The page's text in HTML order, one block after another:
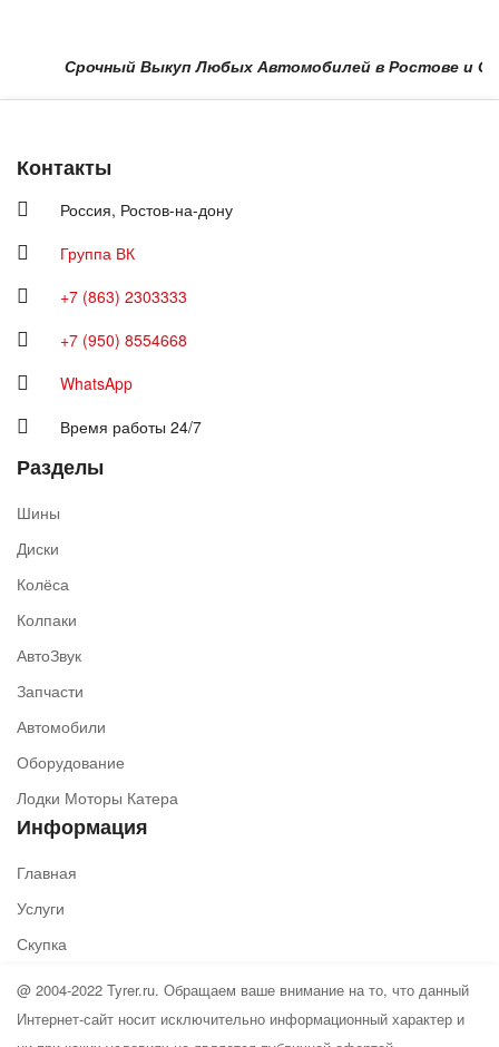
Срочный Выкуп Любых Автомобилей в Ростове и
Контакты
Россия, Ростов-на-дону
Группа ВК
+7 (863) 2303333
+7 (950) 8554668
WhatsApp
Время работы 24/7
Разделы
Шины
Диски
Колёса
Колпаки
АвтоЗвук
Запчасти
Автомобили
Оборудование
Лодки Моторы Катера
Информация
Главная
Услуги
Скупка
@ 2004-2022 Tyrer.ru. Обращаем ваше внимание на то, что данный
Интернет-сайт носит исключительно информационный характер и